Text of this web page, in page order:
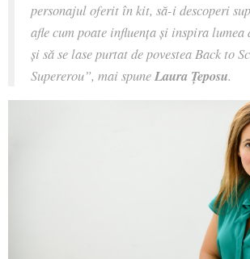
personajul oferit în kit, să-i descoperi
afle cum poate influența și inspira
și să se lase purtat de povestea Back to
Supererou”, mai spuneLaura Țeposu.